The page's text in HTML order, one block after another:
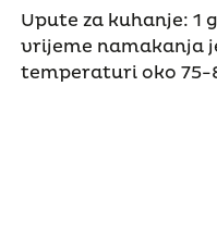
Upute za kuhanje: 1
vrijeme namakanja
temperaturi oko 75-